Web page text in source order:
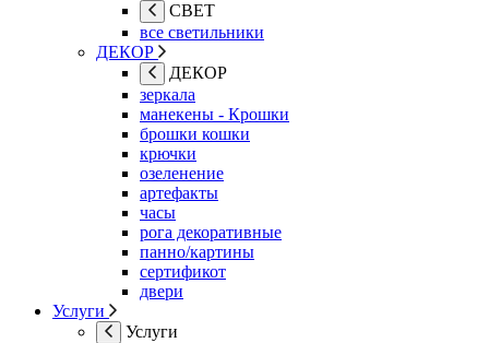
СВЕТ
все светильники
ДЕКОР
ДЕКОР
зеркала
манекены - Крошки
брошки кошки
крючки
озеленение
артефакты
часы
рога декоративные
панно/картины
сертификот
двери
Услуги
Услуги